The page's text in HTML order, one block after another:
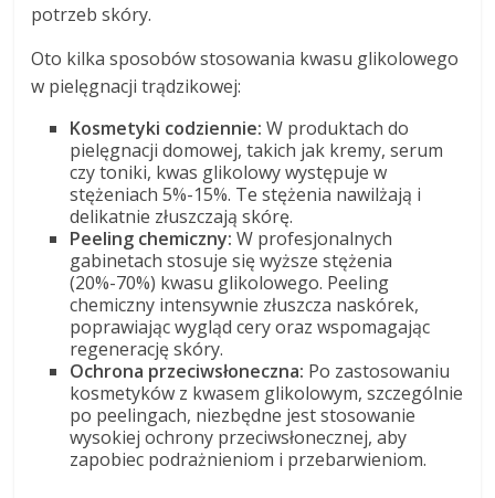
potrzeb skóry.
Oto kilka sposobów stosowania kwasu glikolowego
w pielęgnacji trądzikowej:
Kosmetyki codziennie: W produktach do
pielęgnacji domowej, takich jak kremy, serum
czy toniki, kwas glikolowy występuje w
stężeniach 5%-15%. Te stężenia nawilżają i
delikatnie złuszczają skórę.
Peeling chemiczny: W profesjonalnych
gabinetach stosuje się wyższe stężenia
(20%-70%) kwasu glikolowego. Peeling
chemiczny intensywnie złuszcza naskórek,
poprawiając wygląd cery oraz wspomagając
regenerację skóry.
Ochrona przeciwsłoneczna: Po zastosowaniu
kosmetyków z kwasem glikolowym, szczególnie
po peelingach, niezbędne jest stosowanie
wysokiej ochrony przeciwsłonecznej, aby
zapobiec podrażnieniom i przebarwieniom.